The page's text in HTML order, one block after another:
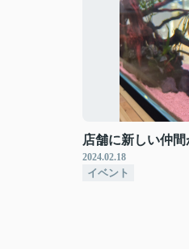
店舗に新しい仲
2024.02.18
イベント